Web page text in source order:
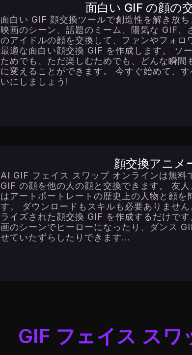
面白い GIF の顔の
面白い GIF 顔交換ツールで創造性を解き放
映画のシーン、話題のミーム、陽気な GIF、
のアイドルの顔を交換して、ファンやフォロ
最適な面白い顔交換 GIF を作成します。 ソ
ためでも、ただ楽しむためでも、どんな瞬間
に変えることができます。 今すぐ始めて、
いにしましょう!
顔交換アニメ
AI GIF フェイス スワップ オンラインは無料
GIF の顔を他の人の顔と交換できます。 友
はアートポートレートの歴史上の人物と顔を
す。 ダウンロードもスキルも必要ありませ
ライズされた顔交換 GIF を作成するだけで
画のシーンでヒーローになったり、ダンス
せていたずらしたりできます...
GIF フェイス スワ